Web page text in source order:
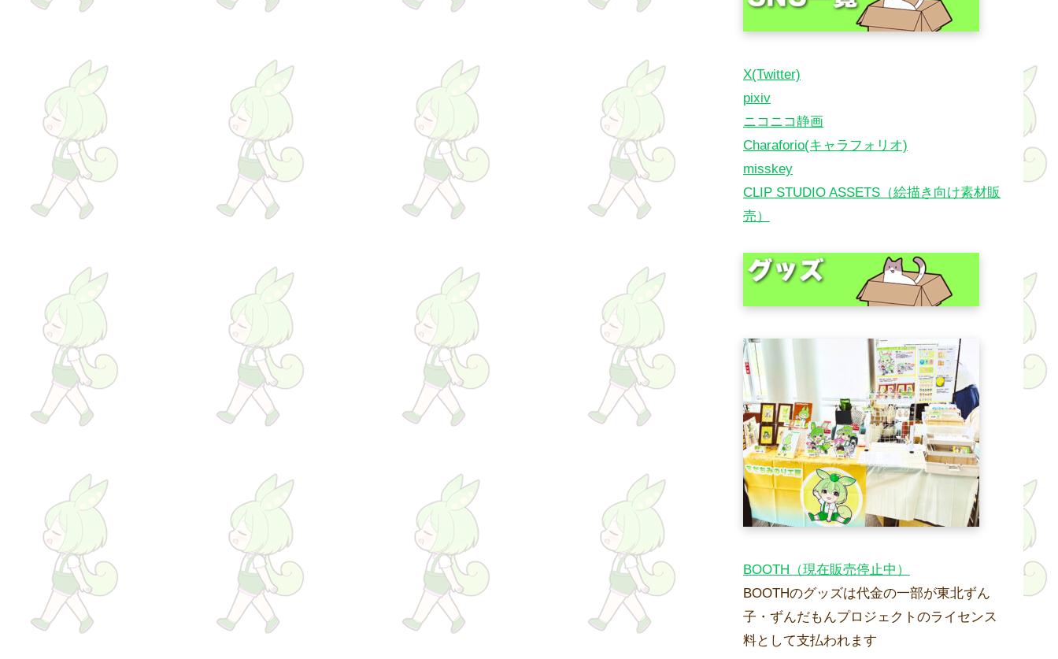
X(Twitter)
pixiv
ニコニコ静画
Charaforio(キャラフォリオ)
misskey
CLIP STUDIO ASSETS（絵描き向け素材販
売）
BOOTH（現在販売停止中）
BOOTHのグッズは代金の一部が東北ずん
子・ずんだもんプロジェクトのライセンス
料として支払われます